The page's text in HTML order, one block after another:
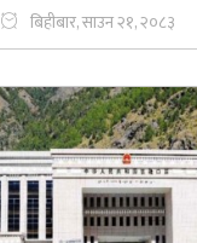
बिहीबार, साउन २१, २०८३